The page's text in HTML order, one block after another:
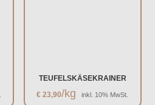
TEUFELSKÄSEKRAINER
€ 23,90/kg inkl. 10% MwSt.